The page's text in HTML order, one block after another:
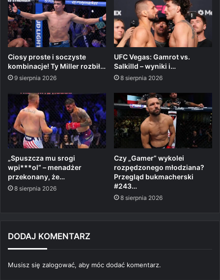
Ciosy proste i soczyste
kombinacje! Ty Miller rozbił…
9 sierpnia 2026
UFC Vegas: Gamrot vs.
Salkilld – wyniki i…
8 sierpnia 2026
„Spuszcza mu srogi
wpi***ol” – menadżer
przekonany, że…
8 sierpnia 2026
Czy „Gamer” wykolei
rozpędzonego młodziana?
Przegląd bukmacherski
#243…
8 sierpnia 2026
DODAJ KOMENTARZ
Musisz się zalogować, aby móc dodać komentarz.